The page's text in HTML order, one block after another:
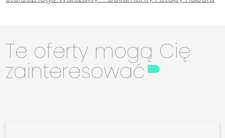
Te oferty mogą Cię
zainteresować